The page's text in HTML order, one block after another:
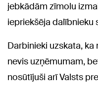
jebkādām zīmolu
iepriekšēja dalībnieku
Darbinieki uzskata, ka
nevis uzņēmumam,
nosūtījuši arī Valsts